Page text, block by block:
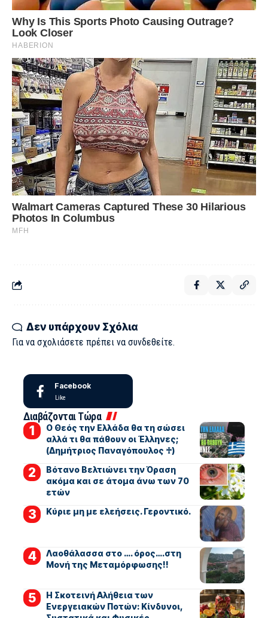
Δεν υπάρχουν Σχόλια
Για να σχολιάσετε πρέπει να συνδεθείτε.
Facebook
Like
Διαβάζονται Τώρα
Ο Θεός την Ελλάδα θα τη σώσει
αλλά τι θα πάθουν οι Έλληνες;
(Δημήτριος Παναγόπουλος ♰)
Βότανο Βελτιώνει την Όραση
ακόμα και σε άτομα άνω των 70
ετών
Kύριε μη με ελεήσεις. Γεροντικό.
Λαοθάλασσα στο …. όρος….στη
Μονή της Μεταμόρφωσης!!
Η Σκοτεινή Αλήθεια των
Ενεργειακών Ποτών: Κίνδυνοι,